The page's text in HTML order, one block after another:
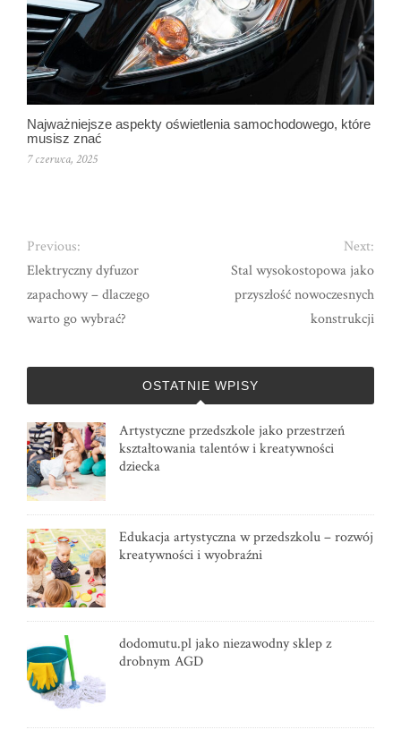
Najważniejsze aspekty oświetlenia samochodowego, które
musisz znać
7 czerwca, 2025
Previous:
Elektryczny dyfuzor
zapachowy – dlaczego
warto go wybrać?
Next:
Stal wysokostopowa jako
przyszłość nowoczesnych
konstrukcji
OSTATNIE WPISY
Artystyczne przedszkole jako przestrzeń
kształtowania talentów i kreatywności
dziecka
Edukacja artystyczna w przedszkolu – rozwój
kreatywności i wyobraźni
dodomutu.pl jako niezawodny sklep z
drobnym AGD